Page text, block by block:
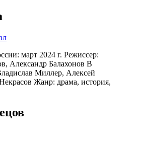
март 2024 г. Режиссер:
Александр Балахонов В
Миллер, Алексей
Жанр: драма, история,